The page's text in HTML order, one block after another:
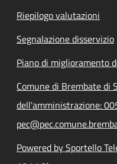
Riepilogo valutazioni
Segnalazione disservizio
Piano di miglioramento
Comune di Brembate di
dell'amministrazione:
Powered by Sportello